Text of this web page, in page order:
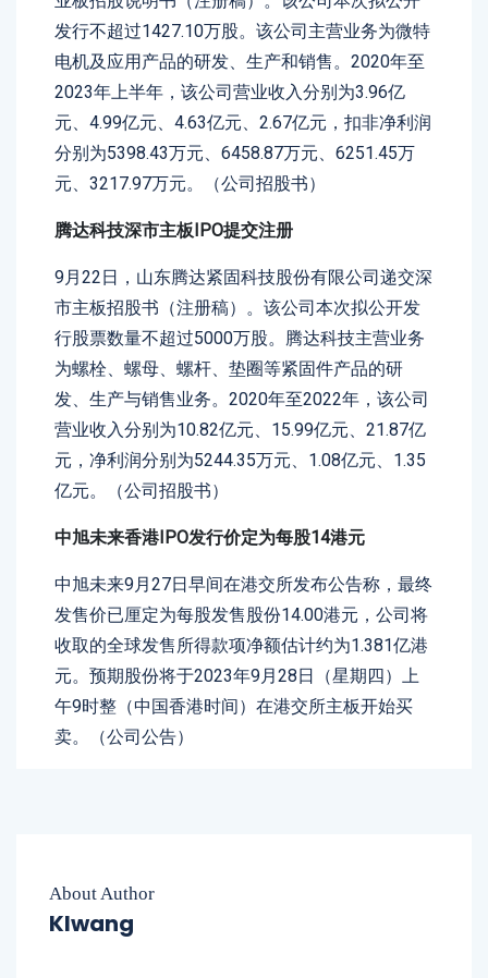
发行不超过1427.10万股。该公司主营业务为微特
电机及应用产品的研发、生产和销售。2020年至
2023年上半年，该公司营业收入分别为3.96亿
元、4.99亿元、4.63亿元、2.67亿元，扣非净利润
分别为5398.43万元、6458.87万元、6251.45万
元、3217.97万元。（公司招股书）
腾达科技深市主板IPO提交注册
9月22日，山东腾达紧固科技股份有限公司递交深
市主板招股书（注册稿）。该公司本次拟公开发
行股票数量不超过5000万股。腾达科技主营业务
为螺栓、螺母、螺杆、垫圈等紧固件产品的研
发、生产与销售业务。2020年至2022年，该公司
营业收入分别为10.82亿元、15.99亿元、21.87亿
元，净利润分别为5244.35万元、1.08亿元、1.35
亿元。（公司招股书）
中旭未来香港IPO发行价定为每股14港元
中旭未来9月27日早间在港交所发布公告称，最终
发售价已厘定为每股发售股份14.00港元，公司将
收取的全球发售所得款项净额估计约为1.381亿港
元。预期股份将于2023年9月28日（星期四）上
午9时整（中国香港时间）在港交所主板开始买
卖。（公司公告）
About Author
Klwang